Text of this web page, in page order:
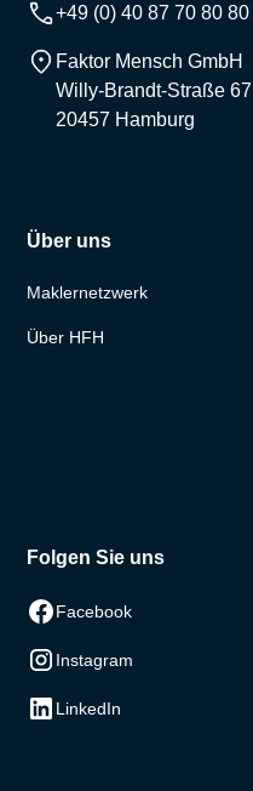
+49 (0) 40 87 70 80 80
Faktor Mensch GmbH
Willy-Brandt-Straße 67
20457 Hamburg
Über uns
Maklernetzwerk
Über HFH
Folgen Sie uns
Facebook
Instagram
LinkedIn